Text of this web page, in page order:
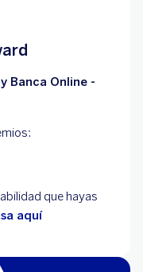
Banca Online -
que hayas
aquí